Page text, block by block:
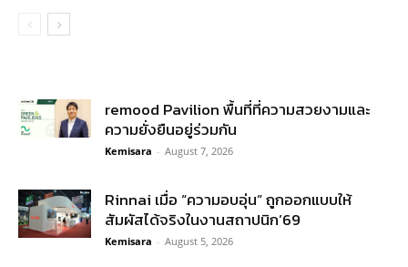
remood Pavilion พื้นที่ที่ความสวยงามและ
ความยั่งยืนอยู่ร่วมกัน
Kemisara - August 7, 2026
Rinnai เมื่อ “ความอบอุ่น” ถูกออกแบบให้
สัมผัสได้จริงในงานสถาปนิก’69
Kemisara - August 5, 2026